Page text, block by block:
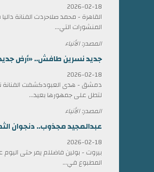
2026-02-18
القاهرة - محمد صلاحردت الفنانة
المنشورات التي...
المصدر: الأنباء
جديد نسرين طافش.. «أرض
2026-02-18
دمشق - هدى العبودكشفت الفنانة
لتطل على جمهورها بعيد...
المصدر: الأنباء
عبدالمجيد مجذوب.. دنجوان
2026-02-18
بيروت - بولين فاضللم يمر حتى
المطبوع في...